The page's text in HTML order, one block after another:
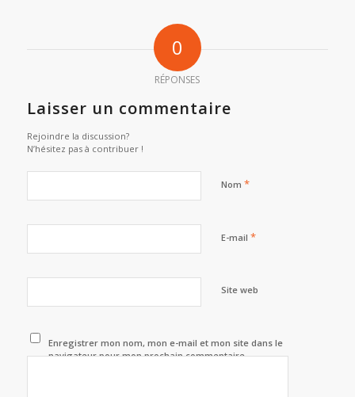
0
RÉPONSES
Laisser un commentaire
Rejoindre la discussion?
N’hésitez pas à contribuer !
Nom *
E-mail *
Site web
Enregistrer mon nom, mon e-mail et mon site dans le
navigateur pour mon prochain commentaire.